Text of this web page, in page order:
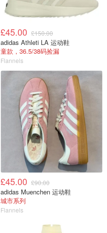
£45.00 £150.00
adidas Athleti LA 运动鞋
童款，36.5/38码捡漏
Flannels
£45.00 £90.00
adidas Muenchen 运动鞋
城市系列
Flannels